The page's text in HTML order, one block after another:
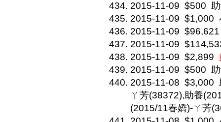
2015-11-09 $500
2015-11-09 $1,000
2015-11-09 $96,621
2015-11-09
2015-11-09 $2,899
2015-11-09 $500
2015-11-08 $3,000
ㄚ芳(38372),助養
(2015/11春嬌)-ㄚ芳